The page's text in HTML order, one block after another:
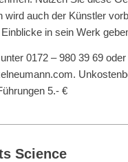
wird auch der Künstler
in sein Werk
0172 – 980 39 69
5.- €
Science